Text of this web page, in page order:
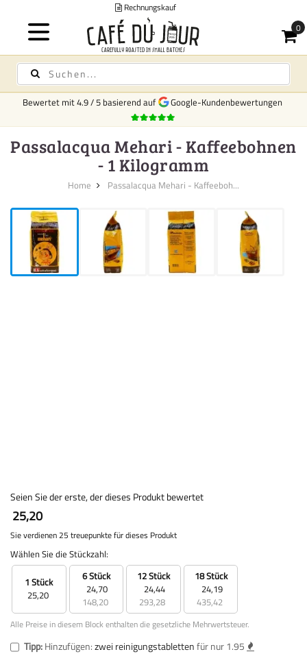
Bewertet mit4.9/5 basierend auf Google-Kundenbewertungen
Passalacqua Mehari - Kaffeebohnen
- 1 Kilogramm
Home Passalacqua Mehari - Kaffeeboh...
Seien Sie der erste, der dieses Produkt bewertet
25,20
Sie verdienen 25 treuepunkte für dieses Produkt
Wählen Sie die Stückzahl:
1 Stück
25,20
6 Stück
24,70
148,20
12 Stück
24,44
293,28
18 Stück
24,19
435,42
Alle Preise in diesem Block enthalten die gesetzliche Mehrwertsteuer.
Tipp:Hinzufügen:zwei reinigungstablettenfür nur 1.95